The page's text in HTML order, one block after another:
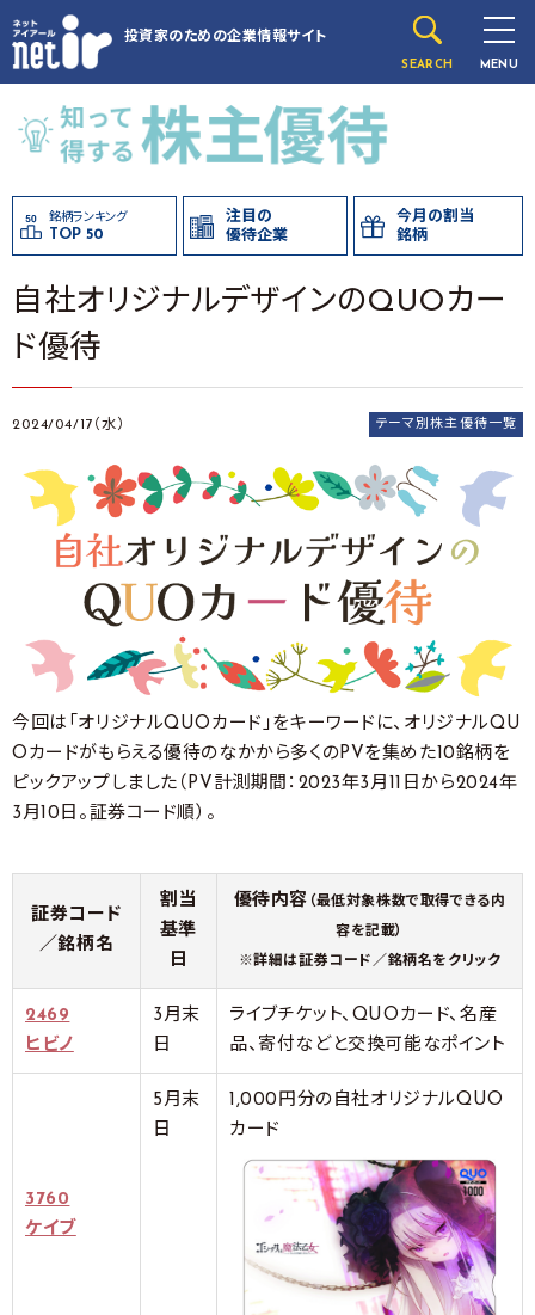
投資家のための企業情報サイト
SEARCH MENU
銘柄ランキング
TOP 50
注目の
優待企業
今月の割当
銘柄
自社オリジナルデザインのQUOカー
ド優待
2024/04/17（水） テーマ別株主優待一覧
今回は「オリジナルQUOカード」をキーワードに、オリジナルQU
Oカードがもらえる優待のなかから多くのPVを集めた10銘柄を
ピックアップしました（PV計測期間：2023年3月11日から2024年
3月10日。証券コード順）。
証券コード
／銘柄名
割当
基準
日
優待内容 （最低対象株数で取得できる内
容を記載）
※詳細は証券コード／銘柄名をクリック
2469
ヒビノ
3月末
日
ライブチケット、QUOカード、名産
品、寄付などと交換可能なポイント
3760
ケイブ
5月末
日
1,000円分の自社オリジナルQUO
カード